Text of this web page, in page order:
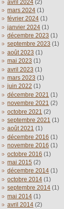
avril 2024 (2)
mars 2024 (1)
février 2024 (1)
janvier 2024 (1)
décembre 2023 (1)
septembre 2023 (1)
août 2023 (1)
mai 2023 (1)
avril 2023 (1)
mars 2023 (1)
juin 2022 (1)
décembre 2021 (1)
novembre 2021 (2)
octobre 2021 (2)
septembre 2021 (1)
août 2021 (1)
décembre 2016 (1)
novembre 2016 (1)
octobre 2016 (1)
mai 2015 (2)
décembre 2014 (1)
octobre 2014 (1)
septembre 2014 (1)
mai 2014 (1)
avril 2014 (2)